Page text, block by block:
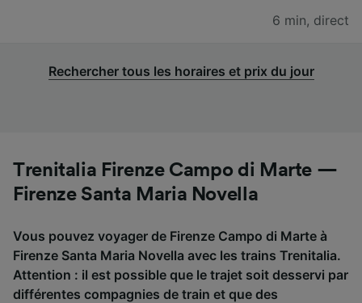
6 min, direct
Rechercher tous les horaires et prix du jour
Trenitalia Firenze Campo di Marte —
Firenze Santa Maria Novella
Vous pouvez voyager de Firenze Campo di Marte à
Firenze Santa Maria Novella avec les trains Trenitalia.
Attention : il est possible que le trajet soit desservi par
différentes compagnies de train et que des